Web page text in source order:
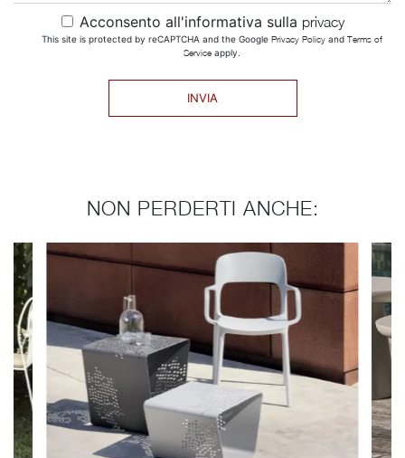
Acconsento all'informativa sulla privacy
This site is protected by reCAPTCHA and the Google Privacy Policyand Terms of
Serviceapply.
INVIA
NON PERDERTI ANCHE: